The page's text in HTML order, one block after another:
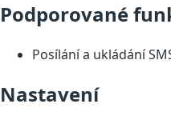
Podporované
Posílání a ukládání
Nastavení